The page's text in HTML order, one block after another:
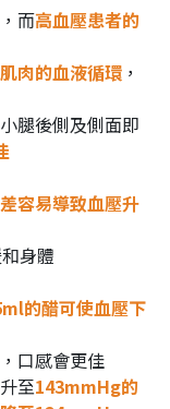
而高血壓患者的
肉的血液循環 ，
腿後側及側面即
容易導致血壓升
身體
的醋可使血壓下
口感會更佳
至143mmHg的